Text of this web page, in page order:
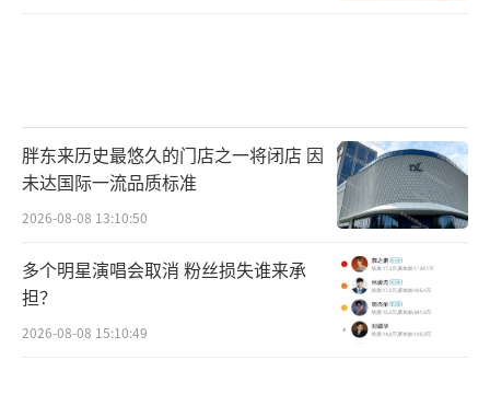
胖东来历史最悠久的门店之一将闭店 因
未达国际一流品质标准
2026-08-08 13:10:50
多个明星演唱会取消 粉丝损失谁来承
担？
2026-08-08 15:10:49